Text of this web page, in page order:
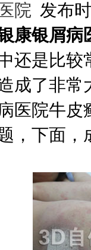
院 发布
康银屑病
还是比
成了非常
医院牛
，下面